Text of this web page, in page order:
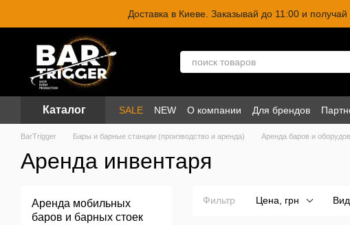
Перейти к основному контентуДоставка в Киеве. Заказывай до 11:00 и
Каталог SALE NEW О компании Для брендов
BarTrigger Бары и барные станции (производство и аренда) Аренда баров и
Аренда инвентаря
Фильтр Цена, грн
Аренда мобильных
баров и барных стоек